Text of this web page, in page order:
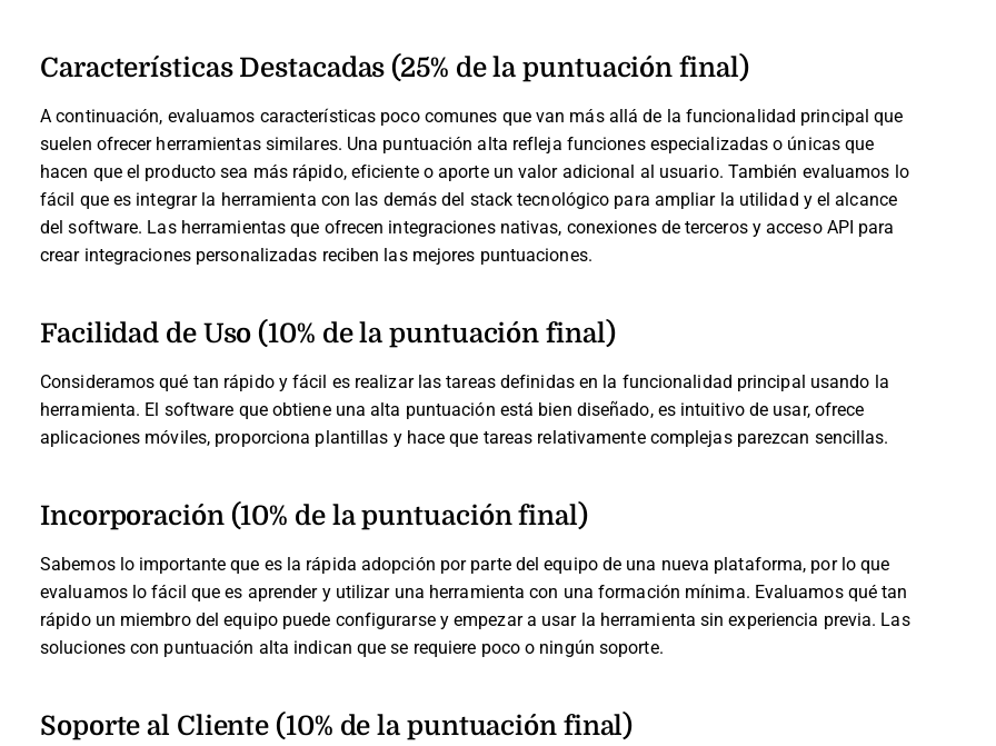
Características Destacadas (25% de la puntuación final)
A continuación, evaluamos características poco comunes que van más allá de la funcionalidad principal que
suelen ofrecer herramientas similares. Una puntuación alta refleja funciones especializadas o únicas que
hacen que el producto sea más rápido, eficiente o aporte un valor adicional al usuario. También evaluamos lo
fácil que es integrar la herramienta con las demás del stack tecnológico para ampliar la utilidad y el alcance
del software. Las herramientas que ofrecen integraciones nativas, conexiones de terceros y acceso API para
crear integraciones personalizadas reciben las mejores puntuaciones.
Facilidad de Uso (10% de la puntuación final)
Consideramos qué tan rápido y fácil es realizar las tareas definidas en la funcionalidad principal usando la
herramienta. El software que obtiene una alta puntuación está bien diseñado, es intuitivo de usar, ofrece
aplicaciones móviles, proporciona plantillas y hace que tareas relativamente complejas parezcan sencillas.
Incorporación (10% de la puntuación final)
Sabemos lo importante que es la rápida adopción por parte del equipo de una nueva plataforma, por lo que
evaluamos lo fácil que es aprender y utilizar una herramienta con una formación mínima. Evaluamos qué tan
rápido un miembro del equipo puede configurarse y empezar a usar la herramienta sin experiencia previa. Las
soluciones con puntuación alta indican que se requiere poco o ningún soporte.
Soporte al Cliente (10% de la puntuación final)